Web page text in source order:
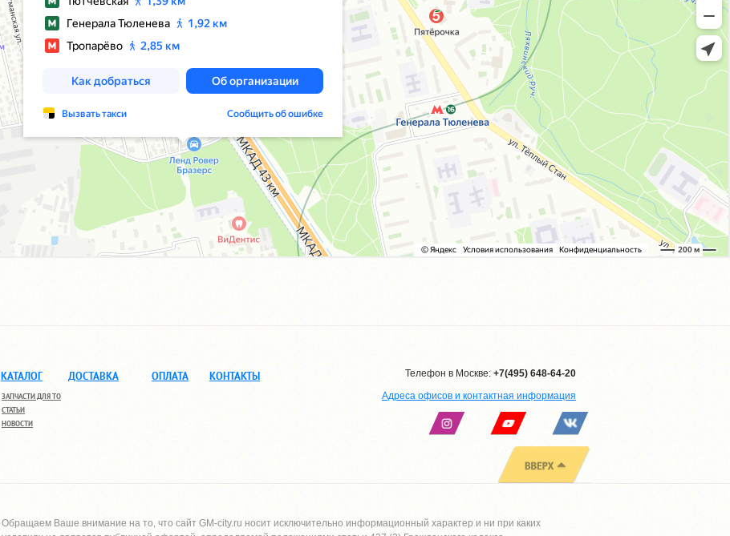
КАТАЛОГ
ЗАПЧАСТИ ДЛЯ ТО
СТАТЬИ
НОВОСТИ
ДОСТАВКА ОПЛАТА КОНТАКТЫ Телефон в Москве: +7(495) 648-64-20
Адреса офисов и контактная информация
Обращаем Ваше внимание на то, что сайт GM-city.ru носит исключительно информационный характер и ни при каких